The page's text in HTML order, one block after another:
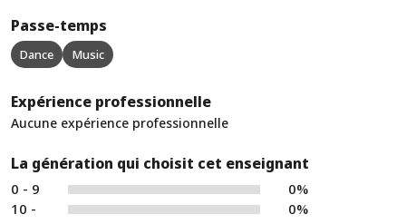
Passe-temps
Dance Music
Expérience professionnelle
Aucune expérience professionnelle
La génération qui choisit cet enseignant
0 - 9
0%
10 -
0%